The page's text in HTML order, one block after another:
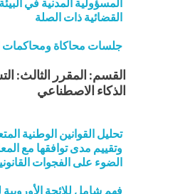
القضائية ذات الصلة
جلسات محاكاة ومحاكمات
القسم: المقرر الثالث:
الذكاء الاصطناعي
تحليل القوانين الوطنية
وتقييم مدى توافقها مع
الضوء على الفجوات